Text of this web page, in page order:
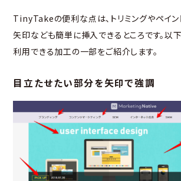
TinyTakeの便利な点は、トリミングやペイン
矢印なども簡単に挿入できるところです。以
利用できる加工の一部をご紹介します。
目立たせたい部分を矢印で強調